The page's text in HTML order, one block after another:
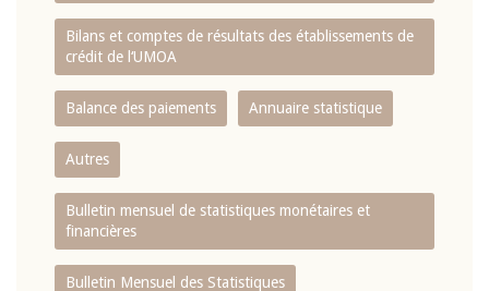
Bilans et comptes de résultats des établissements de
crédit de l‘UMOA
Balance des paiements Annuaire statistique
Autres
Bulletin mensuel de statistiques monétaires et
financières
Bulletin Mensuel des Statistiques